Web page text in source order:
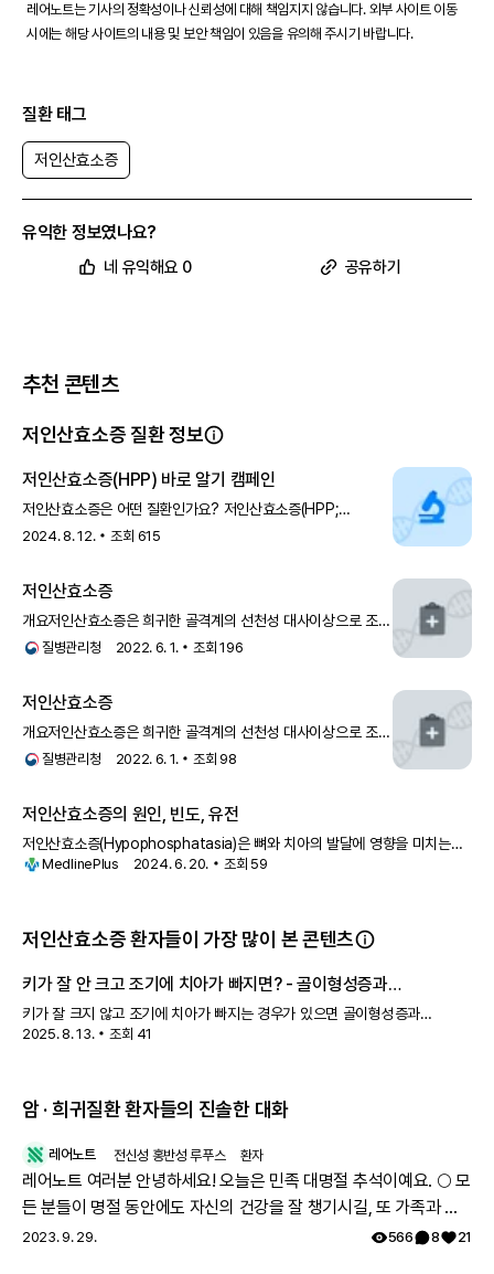
레어노트는 기사의 정확성이나 신뢰성에 대해 책임지지 않습니다. 외부 사이트 이동
시에는 해당 사이트의 내용 및 보안 책임이 있음을 유의해 주시기 바랍니다.
질환 태그
저인산효소증
유익한 정보였나요?
네 유익해요 0 공유하기
추천 콘텐츠
저인산효소증 질환 정보
저인산효소증(HPP) 바로 알기 캠페인
저인산효소증은 어떤 질환인가요? 저인산효소증(HPP;
Hypophosphatasia)은 뼈와 치아를 튼튼하게 만드는 과
2024. 8. 12. 조회 615
저인산효소증
개요저인산효소증은 희귀한 골격계의 선천성 대사이상으로 조직
비특이적 알칼리성 인산분해효소(Tissue non-specifi
질병관리청 2022. 6. 1. 조회196
저인산효소증
개요저인산효소증은 희귀한 골격계의 선천성 대사이상으로 조직
비특이적 알칼리성 인산분해효소(Tissue non-specifi
질병관리청 2022. 6. 1. 조회 98
저인산효소증의 원인, 빈도, 유전
저인산효소증(Hypophosphatasia)은 뼈와 치아의 발달에 영향을 미치는
유전 질환입니다. 이 질환은 칼슘과 인
MedlinePlus 2024. 6. 20. 조회 59
저인산효소증 환자들이 가장 많이 본 콘텐츠
키가 잘 안 크고 조기에 치아가 빠지면? - 골이형성증과
저인산효소증
키가 잘 크지 않고 조기에 치아가 빠지는 경우가 있으면 골이형성증과
저인산효소증을 의심할 수 있습니다. 자세한 내용은 위 영상을 통해 확인해
2025. 8. 13. 조회 41
암 · 희귀질환 환자들의 진솔한 대화
레어노트 전신성 홍반성 루푸스 환자
레어노트 여러분 안녕하세요! 오늘은 민족 대명절 추석이예요. 🌕 모
든 분들이 명절 동안에도 자신의 건강을 잘 챙기시길, 또 가족과 함
께 따뜻하고 행복한 시간 보내시길 레어노트팀이 기원하겠습니다!
2023. 9. 29. 566 8 21